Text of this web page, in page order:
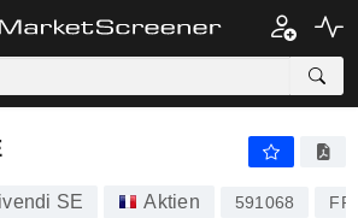
SE Aktien 591068